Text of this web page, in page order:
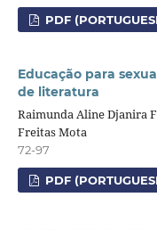
PDF
Educação para
de literatura
Raimunda Aline Djanira
Freitas Mota
72-97
PDF